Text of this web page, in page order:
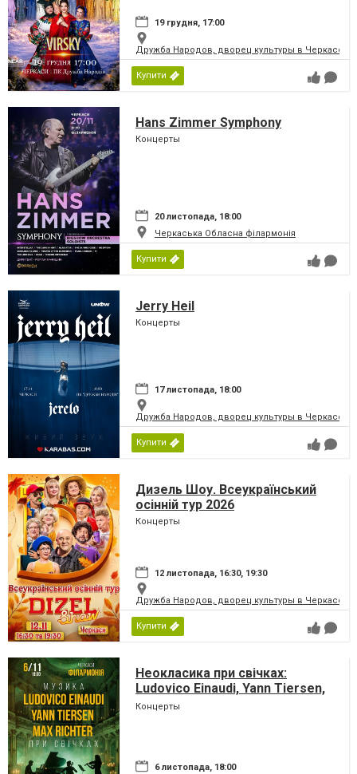
19 грудня, 17:00
Дружба Народов, дворец культуры в Черкассах
Купити
Hans Zimmer Symphony
Концерты
20 листопада, 18:00
Черкаська Обласна філармонія
Купити
Jerry Heil
Концерты
17 листопада, 18:00
Дружба Народов, дворец культуры в Черкассах
Купити
Дизель Шоу. Всеукраїнський
осінній тур 2026
Концерты
12 листопада, 16:30, 19:30
Дружба Народов, дворец культуры в Черкассах
Купити
Неокласика при свічках:
Ludovico Einaudi, Yann Tiersen,
Max Richter
Концерты
6 листопада, 18:00